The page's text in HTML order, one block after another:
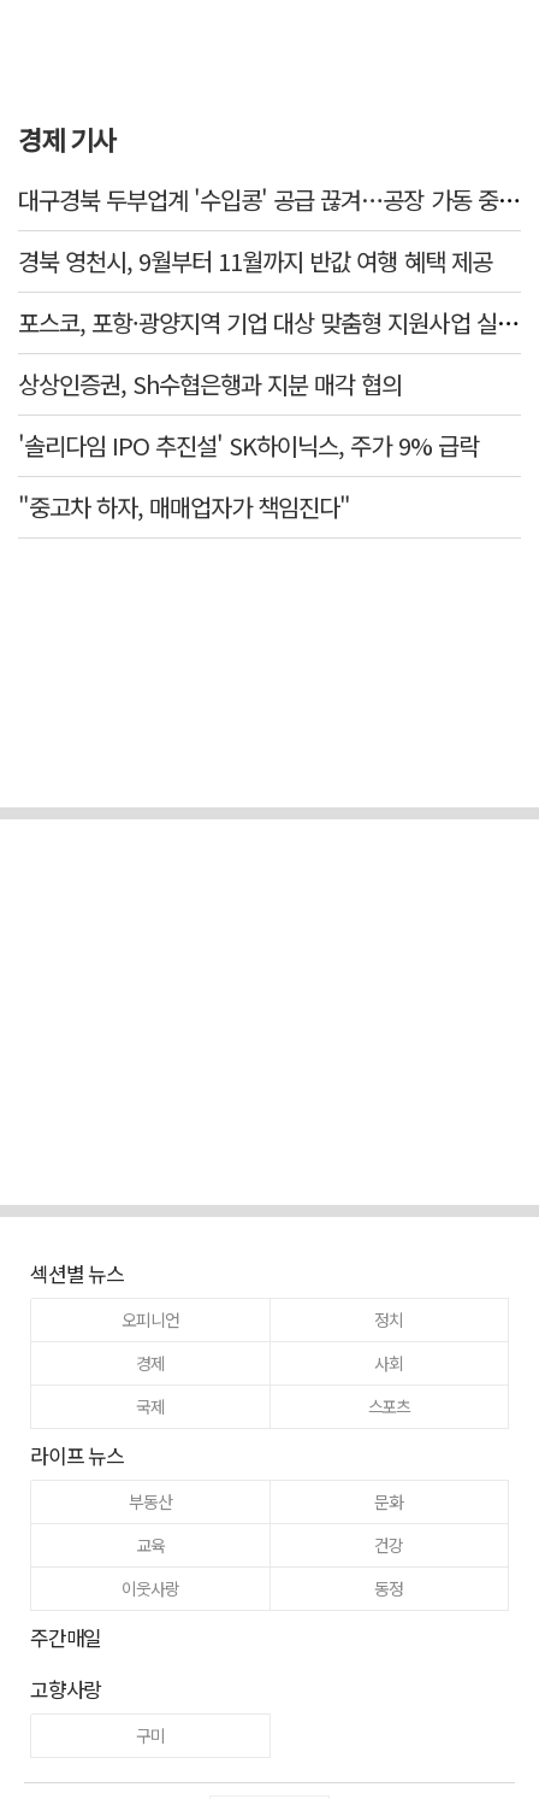
경제 기사
대구경북 두부업계 '수입콩' 공급 끊겨…공장 가동 중단 등 '존폐기로'
경북 영천시, 9월부터 11월까지 반값 여행 혜택 제공
포스코, 포항·광양지역 기업 대상 맞춤형 지원사업 실질적 성과 확인
상상인증권, Sh수협은행과 지분 매각 협의
'솔리다임 IPO 추진설' SK하이닉스, 주가 9% 급락
"중고차 하자, 매매업자가 책임진다"
섹션별 뉴스
오피니언
정치
경제
사회
국제
스포츠
라이프 뉴스
부동산
문화
교육
건강
이웃사랑
동정
주간매일
고향사랑
구미